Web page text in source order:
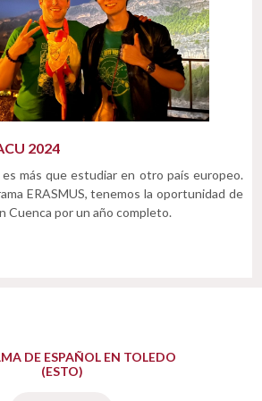
2024
es más que estudiar en otro país europeo.
ERASMUS, tenemos la oportunidad de
Cuenca por un año completo.
DE ESPAÑOL EN TOLEDO
(ESTO)